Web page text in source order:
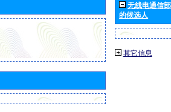
无线电通信
的候选人
其它信息